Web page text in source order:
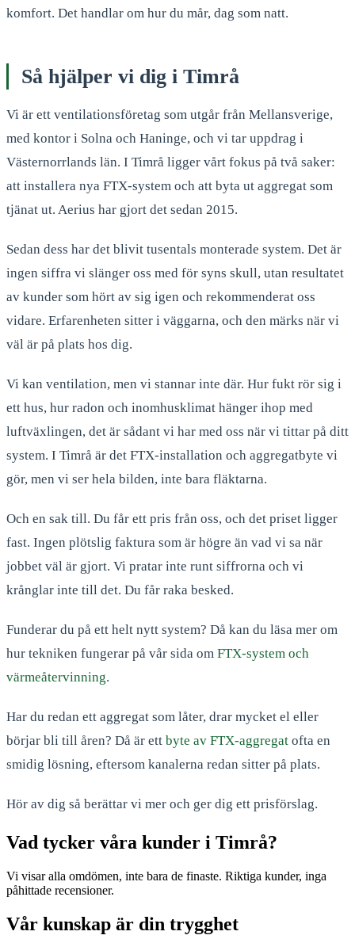
komfort. Det handlar om hur du mår, dag som natt.
Så hjälper vi dig i Timrå
Vi är ett ventilationsföretag som utgår från Mellansverige,
med kontor i Solna och Haninge, och vi tar uppdrag i
Västernorrlands län. I Timrå ligger vårt fokus på två saker:
att installera nya FTX-system och att byta ut aggregat som
tjänat ut. Aerius har gjort det sedan 2015.
Sedan dess har det blivit tusentals monterade system. Det är
ingen siffra vi slänger oss med för syns skull, utan resultatet
av kunder som hört av sig igen och rekommenderat oss
vidare. Erfarenheten sitter i väggarna, och den märks när vi
väl är på plats hos dig.
Vi kan ventilation, men vi stannar inte där. Hur fukt rör sig i
ett hus, hur radon och inomhusklimat hänger ihop med
luftväxlingen, det är sådant vi har med oss när vi tittar på ditt
system. I Timrå är det FTX-installation och aggregatbyte vi
gör, men vi ser hela bilden, inte bara fläktarna.
Och en sak till. Du får ett pris från oss, och det priset ligger
fast. Ingen plötslig faktura som är högre än vad vi sa när
jobbet väl är gjort. Vi pratar inte runt siffrorna och vi
krånglar inte till det. Du får raka besked.
Funderar du på ett helt nytt system? Då kan du läsa mer om
hur tekniken fungerar på vår sida om FTX-system och
värmeåtervinning.
Har du redan ett aggregat som låter, drar mycket el eller
börjar bli till åren? Då är ett byte av FTX-aggregat ofta en
smidig lösning, eftersom kanalerna redan sitter på plats.
Hör av dig så berättar vi mer och ger dig ett prisförslag.
Vad tycker våra kunder i Timrå?
Vi visar alla omdömen, inte bara de finaste. Riktiga kunder, inga
påhittade recensioner.
Vår kunskap är din trygghet